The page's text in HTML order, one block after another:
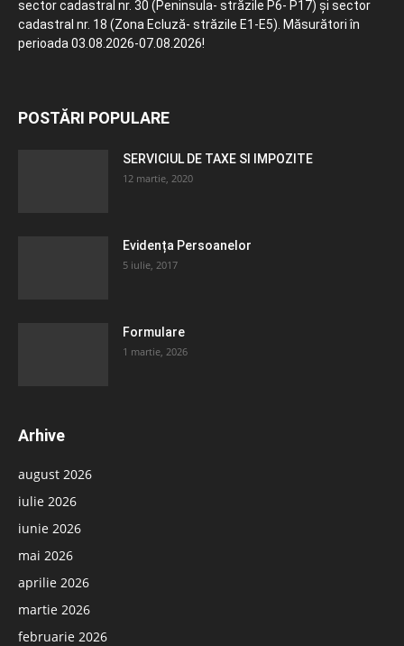
sector cadastral nr. 30 (Peninsula- străzile P6- P17) și sector
cadastral nr. 18 (Zona Ecluză- străzile E1-E5). Măsurători în
perioada 03.08.2026-07.08.2026!
POSTĂRI POPULARE
SERVICIUL DE TAXE SI IMPOZITE
12 martie, 2020
Evidența Persoanelor
5 iulie, 2017
Formulare
1 martie, 2026
Arhive
august 2026
iulie 2026
iunie 2026
mai 2026
aprilie 2026
martie 2026
februarie 2026